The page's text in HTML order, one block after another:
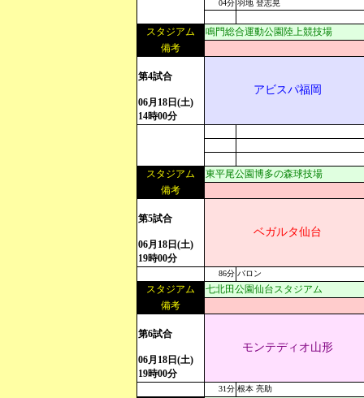
04分 羽地 登志晃
スタジアム
鳴門総合運動公園陸上競技場
備考
第4試合
06月18日(土)
14時00分
アビスパ福岡
スタジアム
東平尾公園博多の森球技場
備考
第5試合
06月18日(土)
19時00分
ベガルタ仙台
86分 バロン
スタジアム
七北田公園仙台スタジアム
備考
第6試合
06月18日(土)
19時00分
モンテディオ山形
31分 根本 亮助